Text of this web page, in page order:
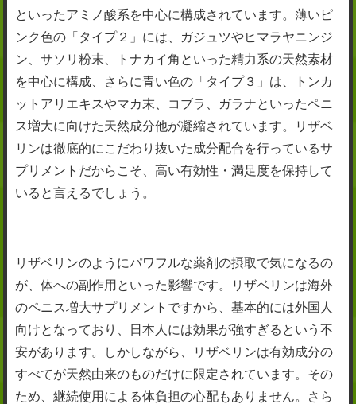
といったアミノ酸系を中心に構成されています。薄いピ
ンク色の「タイプ２」には、ガジュツやヒマラヤニンジ
ン、サソリ粉末、トナカイ角といった精力系の天然素材
を中心に構成、さらに青い色の「タイプ３」は、トンカ
ットアリエキスやマカ末、コブラ、ガラナといったペニ
ス増大に向けた天然成分他が凝縮されています。リザベ
リンは徹底的にこだわり抜いた成分配合を行っているサ
プリメントだからこそ、高い有効性・満足度を保持して
いると言えるでしょう。
リザベリンのようにパワフルな薬剤の摂取で気になるの
が、体への副作用といった影響です。リザベリンは海外
のペニス増大サプリメントですから、基本的には外国人
向けとなっており、日本人には効果が強すぎるという不
安があります。しかしながら、リザベリンは有効成分の
すべてが天然由来のものだけに限定されています。その
ため、継続使用による体負担の心配もありません。さら